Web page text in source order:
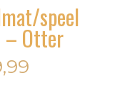
speel
– Otter